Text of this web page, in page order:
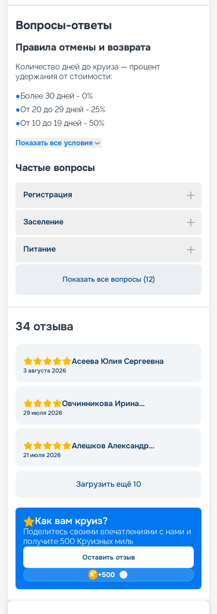
Вопросы-ответы
Правила отмены и возврата
Количество дней до круиза — процент
удержания от стоимости:
●Более 30 дней - 0%
●От 20 до 29 дней - 25%
●От 10 до 19 дней - 50%
Показать все условия
Частые вопросы
Регистрация
Заселение
Питание
Показать все вопросы (12)
34 отзыва
Асеева Юлия Сергеевна
3 августа 2026
Овчинникова Ирина
29 июля 2026
Алешков Александр
21 июля 2026
Загрузить ещё 10
Как вам круиз?
Поделитесь своими впечатлениями с нами и
получите 500 Круизных миль
Оставить отзыв
+500